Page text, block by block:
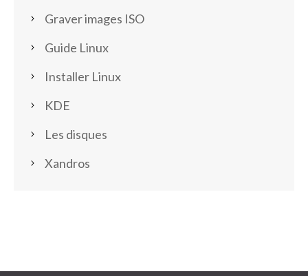
Graver images ISO
Guide Linux
Installer Linux
KDE
Les disques
Xandros